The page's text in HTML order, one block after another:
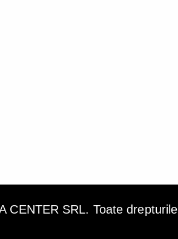
CENTER SRL. Toate drepturile